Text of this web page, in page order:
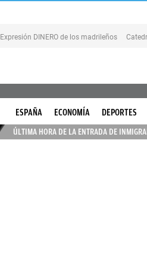
Expresión DINERO de los madrileños
ESPAÑA ECONOMÍA DEPORTES
ÚLTIMA HORA DE LA ENTRADA DE